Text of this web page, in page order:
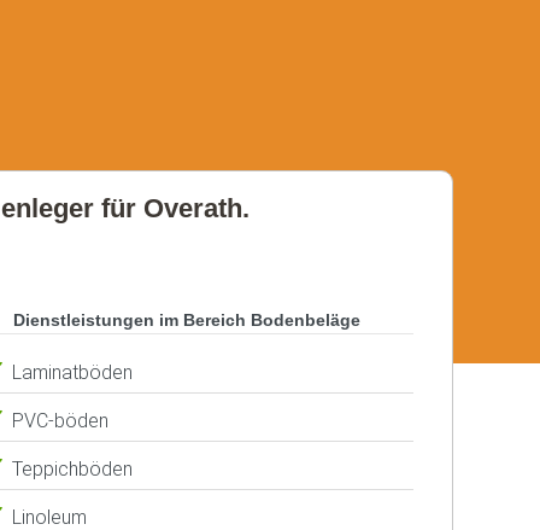
für Overath.
Dienstleistungen im Bereich Bodenbeläge
Laminatböden
PVC-böden
Teppichböden
Linoleum